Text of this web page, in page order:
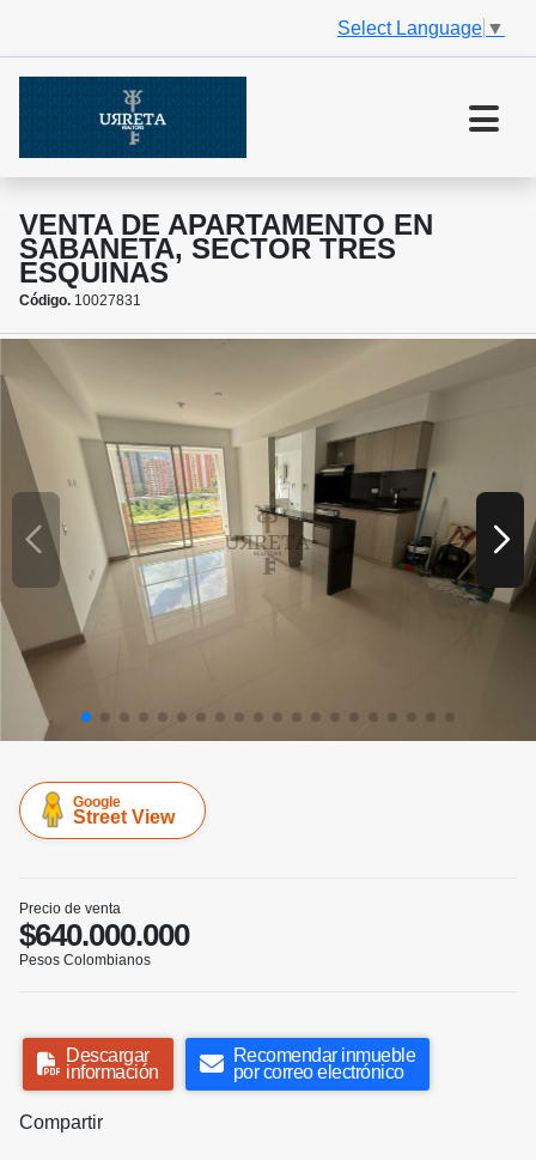
Select Language ▼
VENTA DE APARTAMENTO EN
SABANETA, SECTOR TRES
ESQUINAS
Código. 10027831
Google
Street View
Precio de venta
$640.000.000
Pesos Colombianos
Descargar
información
Recomendar inmueble
por correo electrónico
Compartir